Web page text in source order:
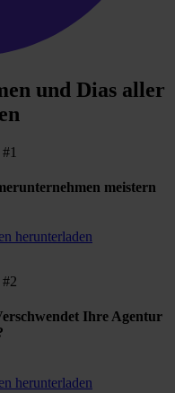
und Dias aller
meistern
herunterladen
Ihre Agentur
herunterladen